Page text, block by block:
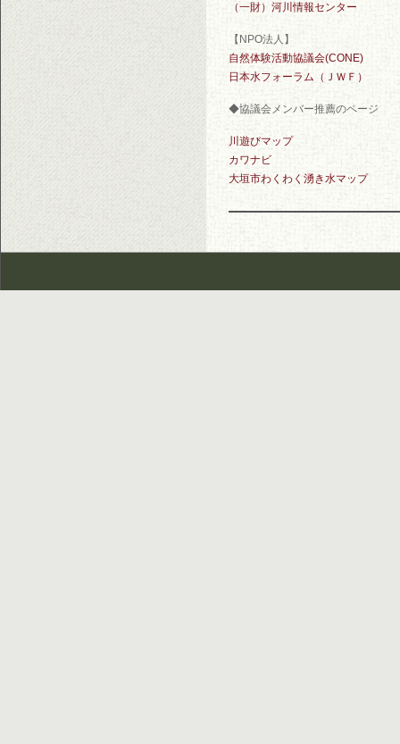
（一財）河川情報センター
【NPO法人】
自然体験活動協議会(CONE)
日本水フォーラム（ＪＷＦ）
◆協議会メンバー推薦のページ
川遊びマップ
カワナビ
大垣市わくわく湧き水マップ